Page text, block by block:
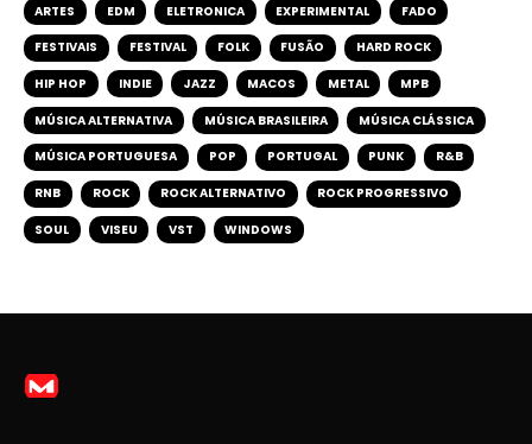
ARTES EDM ELETRONICA EXPERIMENTAL FADO
FESTIVAIS FESTIVAL FOLK FUSÃO HARD ROCK
HIP HOP INDIE JAZZ MACOS METAL MPB
MÚSICA ALTERNATIVA MÚSICA BRASILEIRA MÚSICA CLÁSSICA
MÚSICA PORTUGUESA POP PORTUGAL PUNK R&B
RNB ROCK ROCK ALTERNATIVO ROCK PROGRESSIVO
SOUL VISEU VST WINDOWS